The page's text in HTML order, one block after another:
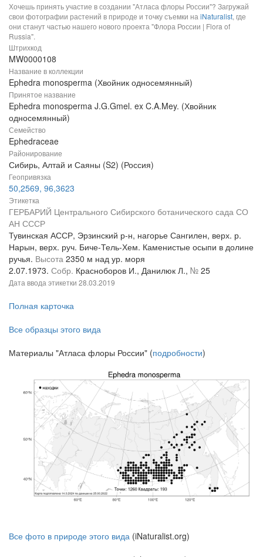
Хочешь принять участие в создании "Атласа флоры России"? Загружай
свои фотографии растений в природе и точку съемки на iNaturalist, где
они станут частью нашего нового проекта "Флора России | Flora of
Russia".
Штрихкод
MW0000108
Название в коллекции
Ephedra monosperma (Хвойник односемянный)
Принятое название
Ephedra monosperma J.G.Gmel. ex C.A.Mey. (Хвойник
односемянный)
Семейство
Ephedraceae
Районирование
Сибирь, Алтай и Саяны (S2) (Россия)
Геопривязка
50,2569, 96,3623
Этикетка
ГЕРБАРИЙ Центрального Сибирского ботанического сада СО
АН СССР
Тувинская АССР, Эрзинский р-н, нагорье Сангилен, верх. р.
Нарын, верх. руч. Биче-Тель-Хем. Каменистые осыпи в долине
ручья. Высота 2350 м над ур. моря
2.07.1973. Собр. Красноборов И., Данилюк Л., № 25
Дата ввода этикетки 28.03.2019
Полная карточка
Все образцы этого вида
Материалы "Атласа флоры России" (подробности)
Все фото в природе этого вида (iNaturalist.org)